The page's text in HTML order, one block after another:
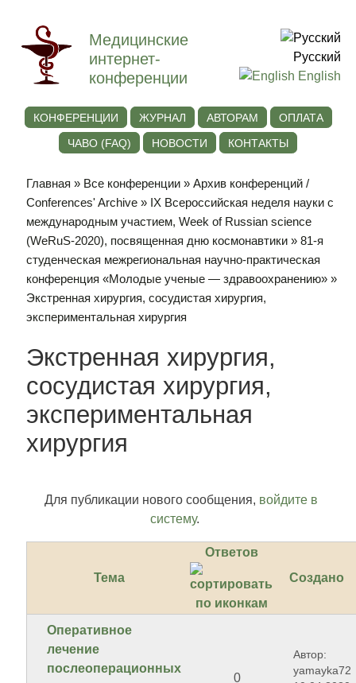
Медицинские
интернет-
конференции
Русский
English
КОНФЕРЕНЦИИ ЖУРНАЛ АВТОРАМ
ОПЛАТА
ЧАВО (FAQ)
НОВОСТИ КОНТАКТЫ
Главная » Все конференции »Архив конференций /
Conferences' Archive » IХ Всероссийская неделя науки с
международным участием, Week of Russian science
(WeRuS-2020), посвященная дню космонавтики »81-я
студенческая межрегиональная научно-практическая
конференция «Молодые ученые — здравоохранению» »
Экстренная хирургия, сосудистая хирургия,
экспериментальная хирургия
Экстренная хирургия,
сосудистая хирургия,
экспериментальная
хирургия
Для публикации нового сообщения, войдите в
систему.
Тема
Ответов
Создано
Оперативное
лечение
послеоперационных
0
Автор:
yamayka72